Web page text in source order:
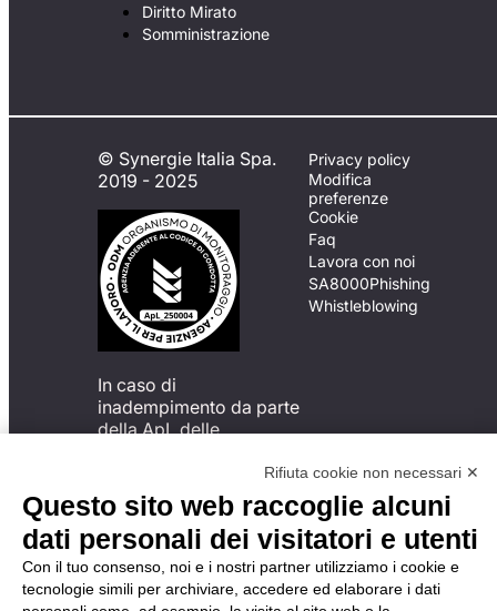
Diritto Mirato
Somministrazione
© Synergie Italia Spa.
2019 - 2025
In caso di
inadempimento da parte
della ApL delle
del Codice di Condotta, è
possibile presentare un
reclamo
all’Organismo di
Monitoraggio utilizzando
una delle modalità
descritte al seguente
Privacy policy
Modifica
preferenze
Cookie
Faq
Lavora con noi
SA8000Phishing
Whistleblowing
Rifiuta cookie non necessari ✕
Questo sito web raccoglie alcuni
dati personali dei visitatori e utenti
Con il tuo consenso, noi e i nostri partner utilizziamo i cookie e
tecnologie simili per archiviare, accedere ed elaborare i dati